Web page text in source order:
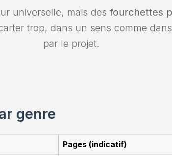
universelle, mais des fourchettes
trop, dans un sens comme
par le projet.
genre
Pages (indicatif)